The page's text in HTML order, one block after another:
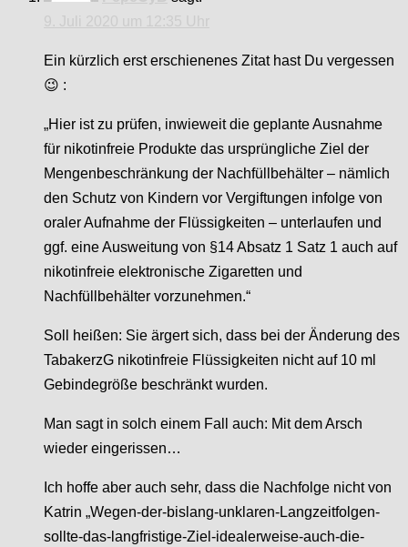
Ein kürzlich erst erschienenes Zitat hast Du vergessen
😉 :
„Hier ist zu prüfen, inwieweit die geplante Ausnahme
für nikotinfreie Produkte das ursprüngliche Ziel der
Mengenbeschränkung der Nachfüllbehälter – nämlich
den Schutz von Kindern vor Vergiftungen infolge von
oraler Aufnahme der Flüssigkeiten – unterlaufen und
ggf. eine Ausweitung von §14 Absatz 1 Satz 1 auch auf
nikotinfreie elektronische Zigaretten und
Nachfüllbehälter vorzunehmen.“
Soll heißen: Sie ärgert sich, dass bei der Änderung des
TabakerzG nikotinfreie Flüssigkeiten nicht auf 10 ml
Gebindegröße beschränkt wurden.
Man sagt in solch einem Fall auch: Mit dem Arsch
wieder eingerissen…
Ich hoffe aber auch sehr, dass die Nachfolge nicht von
Katrin „Wegen-der-bislang-unklaren-Langzeitfolgen-
sollte-das-langfristige-Ziel-idealerweise-auch-die-